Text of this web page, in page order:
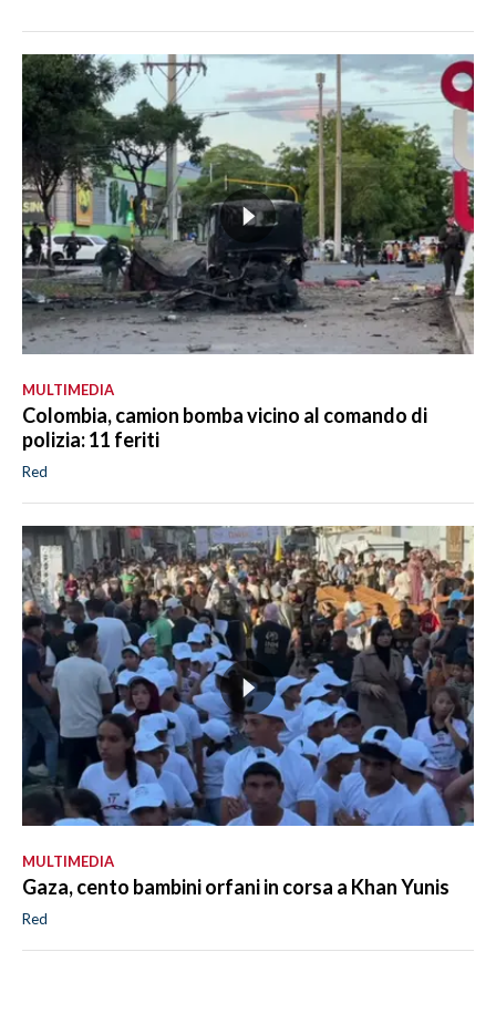
MULTIMEDIA
Colombia, camion bomba vicino al comando di
polizia: 11 feriti
Red
MULTIMEDIA
Gaza, cento bambini orfani in corsa a Khan Yunis
Red